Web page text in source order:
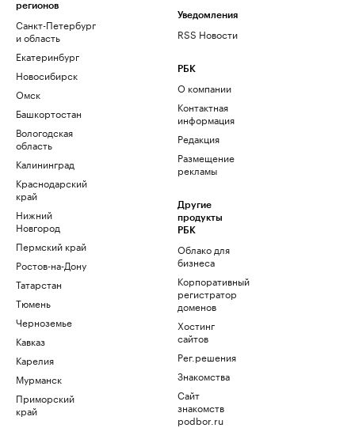
регионов
Санкт-Петербург
и область
Екатеринбург
Новосибирск
Омск
Башкортостан
Вологодская
область
Калининград
Краснодарский
край
Нижний
Новгород
Пермский край
Ростов-на-Дону
Татарстан
Тюмень
Черноземье
Кавказ
Карелия
Мурманск
Приморский
край
Уведомления
RSS Новости
РБК
О компании
Контактная
информация
Редакция
Размещение
рекламы
Другие
продукты
РБК
Облако для
бизнеса
Корпоративный
регистратор
доменов
Хостинг
сайтов
Рег.решения
Знакомства
Сайт
знакомств
podbor.ru